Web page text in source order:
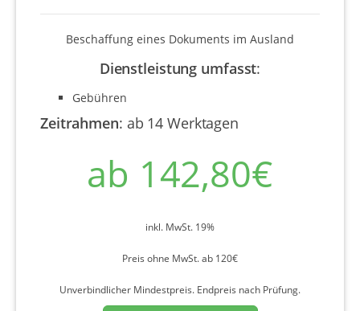
Beschaffung eines Dokuments im Ausland
Dienstleistung umfasst:
Gebühren
Zeitrahmen: ab 14 Werktagen
ab 142,80€
inkl. MwSt. 19%
Preis ohne MwSt. ab 120€
Unverbindlicher Mindestpreis. Endpreis nach Prüfung.